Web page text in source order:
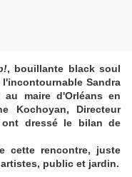
, bouillante black soul
Sandra
au maire d'Orléans en
Kochoyan, Directeur
dressé le bilan de
cette rencontre, juste
public et jardin.